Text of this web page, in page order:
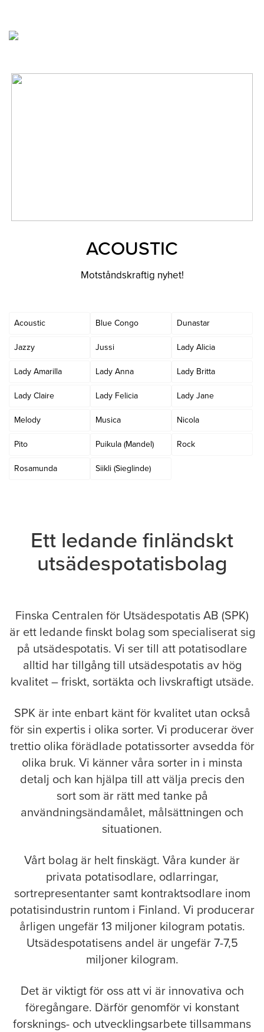
ACOUSTIC
Motståndskraftig nyhet!
Acoustic Blue Congo Dunastar
Jazzy Jussi Lady Alicia
Lady Amarilla Lady Anna Lady Britta
Lady Claire Lady Felicia Lady Jane
Melody Musica Nicola
Pito Puikula (Mandel) Rock
Rosamunda Siikli (Sieglinde)
Ett ledande finländskt
utsädespotatisbolag
Finska Centralen för Utsädespotatis AB (SPK)
är ett ledande finskt bolag som specialiserat sig
på utsädespotatis. Vi ser till att potatisodlare
alltid har tillgång till utsädespotatis av hög
kvalitet – friskt, sortäkta och livskraftigt utsäde.
SPK är inte enbart känt för kvalitet utan också
för sin expertis i olika sorter. Vi producerar över
trettio olika förädlade potatissorter avsedda för
olika bruk. Vi känner våra sorter in i minsta
detalj och kan hjälpa till att välja precis den
sort som är rätt med tanke på
användningsändamålet, målsättningen och
situationen.
Vårt bolag är helt finskägt. Våra kunder är
privata potatisodlare, odlarringar,
sortrepresentanter samt kontraktsodlare inom
potatisindustrin runtom i Finland. Vi producerar
årligen ungefär 13 miljoner kilogram potatis.
Utsädespotatisens andel är ungefär 7-7,5
miljoner kilogram.
Det är viktigt för oss att vi är innovativa och
föregångare. Därför genomför vi konstant
forsknings- och utvecklingsarbete tillsammans